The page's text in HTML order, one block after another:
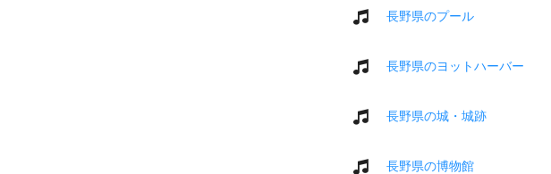
長野県のプール
長野県のヨットハーバー
長野県の城・城跡
長野県の博物館